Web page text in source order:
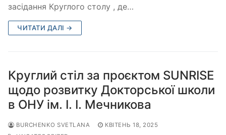
засідання Круглого столу , де…
ЧИТАТИ ДАЛІ →
Круглий стіл за проєктом SUNRISE
щодо розвитку Докторської школи
в ОНУ ім. І. І. Мечникова
BURCHENKO SVETLANA
КВІТЕНЬ 18, 2025